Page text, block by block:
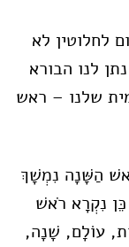
לחלוטין לא
לנו הבורא
שלנו – ראש
הַשָּׁנָה נִמְשָׁךְ
נִקְרָא רֹאשׁ
עוֹלָם, שָׁנָה,